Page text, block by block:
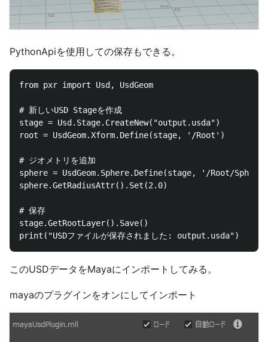
PythonApiを使用しての保存もできる。
from pxr import Usd, UsdGeom
# 新しいUSD Stageを作成
stage = Usd.Stage.CreateNew("output.usda")
root = UsdGeom.Xform.Define(stage, '/Root')
# ジオメトリを追加
sphere = UsdGeom.Sphere.Define(stage, '/Root/
sphere.GetRadiusAttr().Set(2.0)
# 保存
stage.GetRootLayer().Save()
このUSDデータをMayaにインポートしてみる。
mayaのプラグインをオンにしてインポート